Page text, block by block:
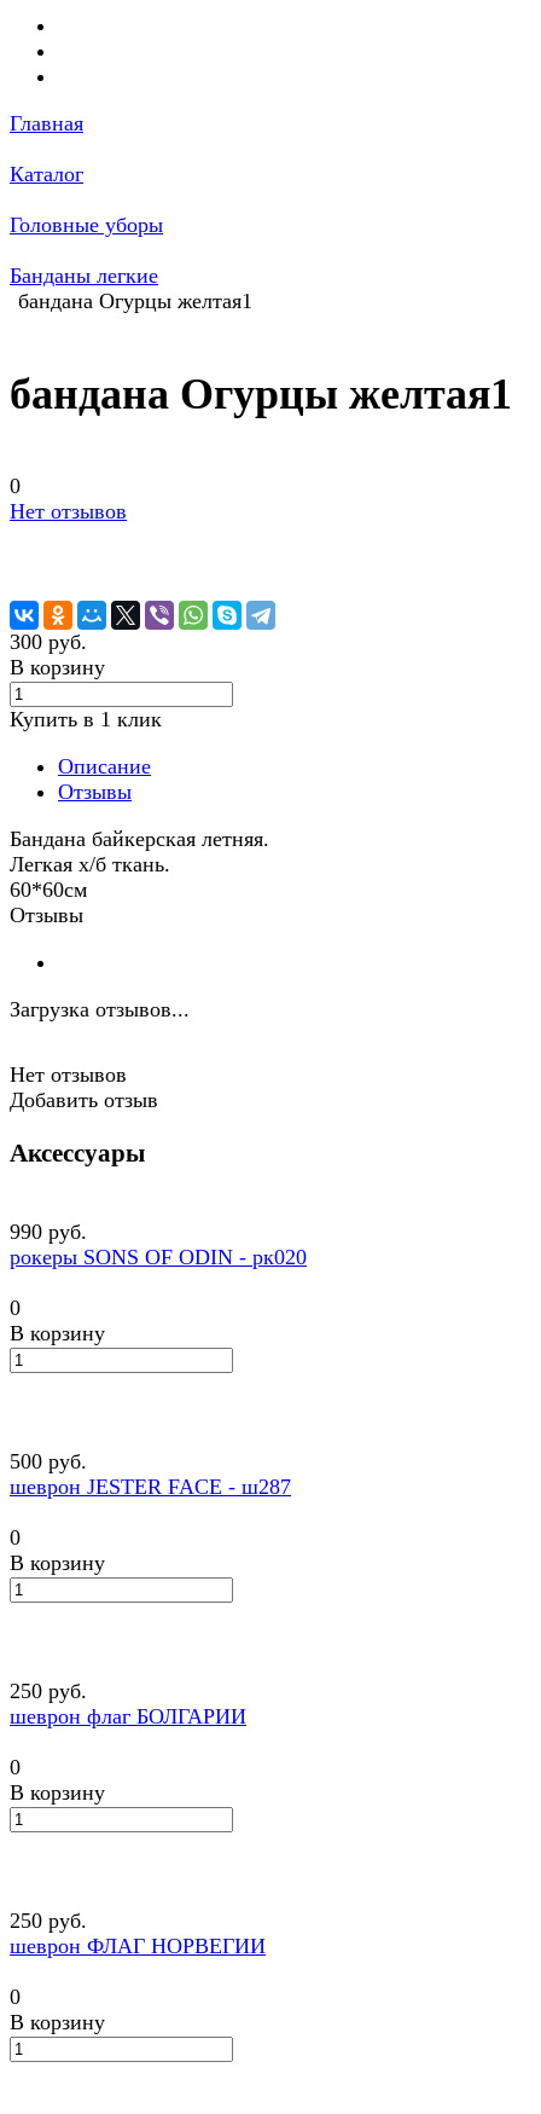
Главная
Каталог
Головные уборы
Банданы легкие
бандана Огурцы желтая1
бандана Огурцы желтая1
0
Нет отзывов
300 руб.
В корзину
Купить в 1 клик
Описание
Отзывы
Бандана байкерская летняя.
Легкая х/б ткань.
60*60см
Отзывы
Загрузка отзывов...
Нет отзывов
Добавить отзыв
Аксессуары
990 руб.
рокеры SONS OF ODIN - рк020
0
В корзину
500 руб.
шеврон JESTER FACE - ш287
0
В корзину
250 руб.
шеврон флаг БОЛГАРИИ
0
В корзину
250 руб.
шеврон ФЛАГ НОРВЕГИИ
0
В корзину